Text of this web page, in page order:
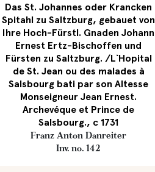
Das St. Johannes oder Krancken
Spitahl zu Saltzburg, gebauet von
Ihre Hoch-Fürstl. Gnaden Johann
Ernest Ertz-Bischoffen und
Fürsten zu Saltzburg. /L`Hopital
de St. Jean ou des malades à
Salsbourg bati par son Altesse
Monseigneur Jean Ernest.
Archevéque et Prince de
Salsbourg., c 1731
Franz Anton Danreiter
Inv. no. 142